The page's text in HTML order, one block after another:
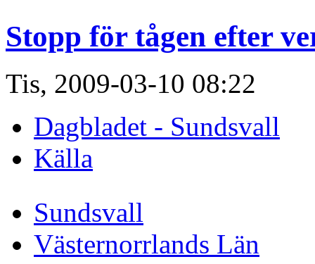
Stopp för tågen efter
Tis, 2009-03-10 08:22
Dagbladet - Sundsvall
Källa
Sundsvall
Västernorrlands Län